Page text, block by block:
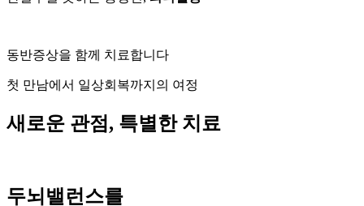
동반증상을 함께 치료합니다
첫 만남에서 일상회복까지의 여정
새로운 관점, 특별한 치료
두뇌밸런스를